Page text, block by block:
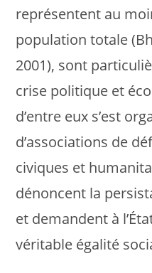
représentent au
population totale
2001), sont
crise politique et
d’entre eux s’est
d’associations de
civiques et
dénoncent la
et demandent à
véritable égalité